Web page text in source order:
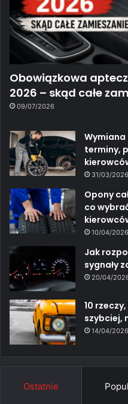
Obowiązkowa
2026 – skąd całe
09/07/2026
terminy,
31/03/2026
Opony
co
10/04/2026
Jak
sygnały
20/04/
10
szybciej,
14/04/2026
Ostatnie